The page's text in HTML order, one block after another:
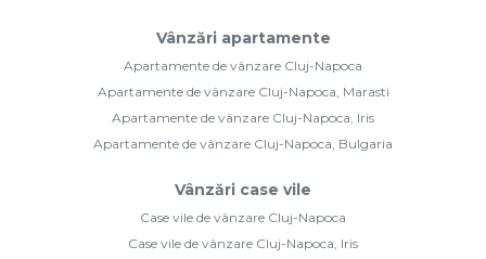
Vânzări apartamente
Apartamente de vânzare Cluj-Napoca
Apartamente de vânzare Cluj-Napoca, Marasti
Apartamente de vânzare Cluj-Napoca, Iris
Apartamente de vânzare Cluj-Napoca, Bulgaria
Vânzări case vile
Case vile de vânzare Cluj-Napoca
Case vile de vânzare Cluj-Napoca, Iris